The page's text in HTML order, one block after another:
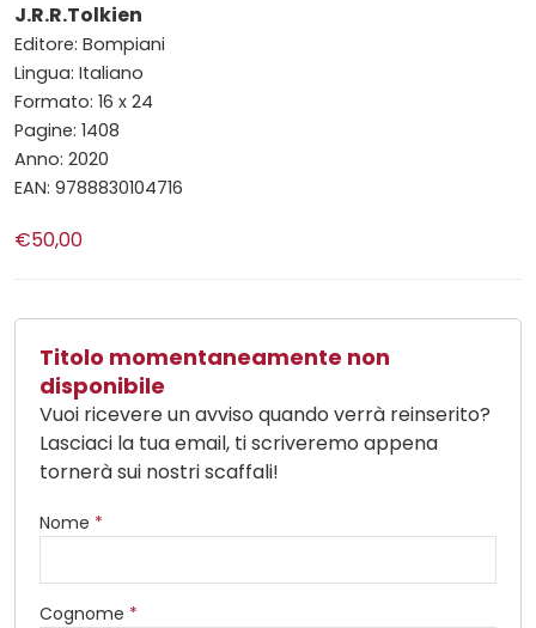
J.R.R.Tolkien
Editore: Bompiani
Lingua: Italiano
Formato: 16 x 24
Pagine: 1408
Anno: 2020
EAN: 9788830104716
€50,00
Titolo momentaneamente non
disponibile
Vuoi ricevere un avviso quando verrà reinserito?
Lasciaci la tua email, ti scriveremo appena
tornerà sui nostri scaffali!
Nome *
Cognome *